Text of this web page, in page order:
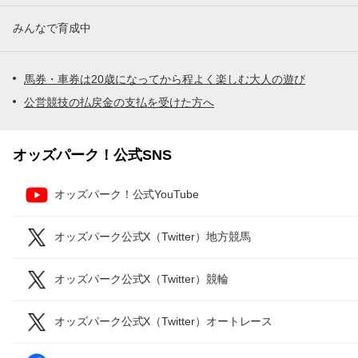
みんなで育成中
馬券・車券は20歳になってから程よく楽しむ大人の遊び
公営競技の払戻金の支払を受けた方へ
オッズパーク！公式SNS
オッズパーク！公式YouTube
オッズパーク公式X（Twitter）地方競馬
オッズパーク公式X（Twitter）競輪
オッズパーク公式X（Twitter）オートレース